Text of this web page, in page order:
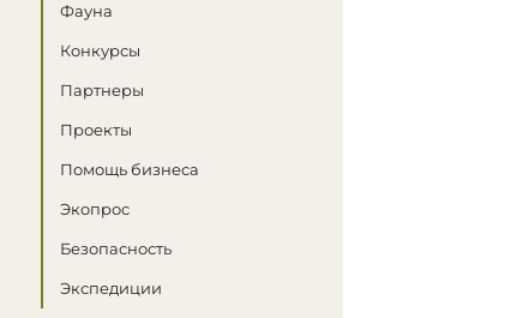
Фауна
Конкурсы
Партнеры
Проекты
Помощь бизнеса
Экопрос
Безопасность
Экспедиции